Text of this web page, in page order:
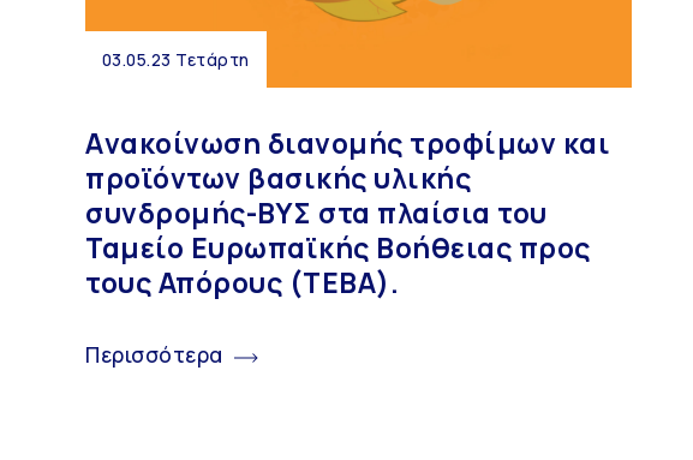
03.05.23 Τετάρτη
Aνακοίνωση διανομής τροφίμων και
προϊόντων βασικής υλικής
συνδρομής-ΒΥΣ στα πλαίσια του
Ταμείο Ευρωπαϊκής Βοήθειας προς
τους Απόρους (ΤΕΒΑ).
Περισσότερα